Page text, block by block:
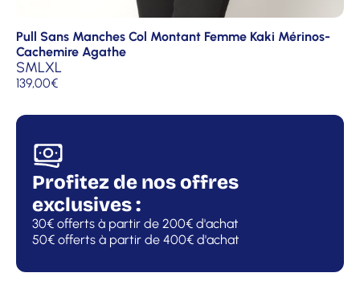
Pull Sans Manches Col Montant Femme Kaki Mérinos-
Cachemire Agathe
SMLXL
139,00€
Profitez de nos offres
exclusives :
30€ offerts à partir de 200€ d'achat
50€ offerts à partir de 400€ d'achat